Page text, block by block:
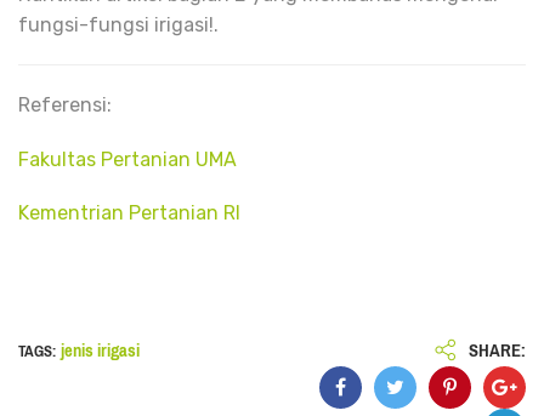
fungsi-fungsi irigasi!.
Referensi:
Fakultas Pertanian UMA
Kementrian Pertanian RI
TAGS:jenis irigasi SHARE: